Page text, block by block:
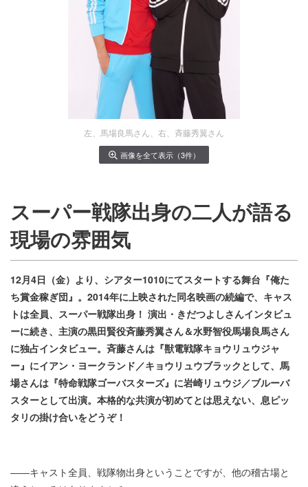
左、馬場良馬さん、右、斉藤秀翼さん
画像を全て表示（3件）
スーパー戦隊出身の二人が語る
現場の雰囲気
12月4日（金）より、シアター1010にてスタートする舞台『俺た
ち賞金稼ぎ団』。2014年に上映された同名映画の続編で、キャス
トは全員、スーパー戦隊出身！ 演出・きだつよしさんインタビュ
ーに続き、主演の黒田賢役斉藤秀翼さん＆水野智役馬場良馬さん
に独占インタビュー。斉藤さんは『獣電戦隊キョウリュウジャ
ー』にイアン・ヨークランド／キョウリュウブラックとして、馬
場さんは『特命戦隊ゴーバスターズ』に岩崎リュウジ／ブルーバ
スターとして出演。本格的な共演が初めてとは思えない、息ピッ
タリの掛け合いをどうぞ！
――キャスト全員、戦隊物出身ということですが、他の稽古場と